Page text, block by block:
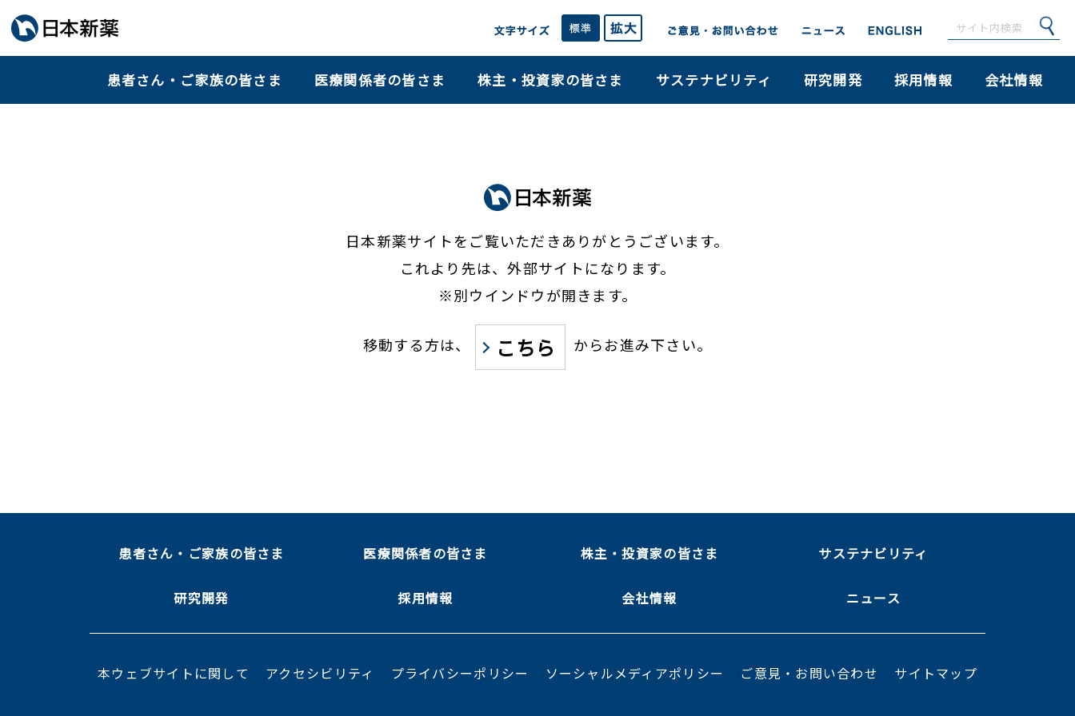
患者さん・ご家族の皆さま 医療関係者の皆さま 株主・投資家の皆さま サステナビリティ 研究開発 採用情報 会社情報
日本新薬サイトをご覧いただきありがとうございます。
これより先は、外部サイトになります。
※別ウインドウが開きます。
移動する方は、 こちら からお進み下さい。
患者さん・ご家族の皆さま 医療関係者の皆さま 株主・投資家の皆さま サステナビリティ
研究開発 採用情報 会社情報 ニュース
本ウェブサイトに関して アクセシビリティ プライバシーポリシー ソーシャルメディアポリシー ご意見・お問い合わせ サイトマップ